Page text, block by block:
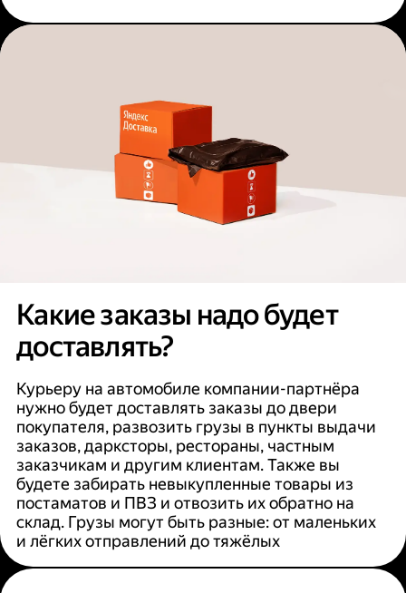
Какие заказы надо будет
доставлять?
Курьеру на автомобиле компании-партнёра
нужно будет доставлять заказы до двери
покупателя, развозить грузы в пункты выдачи
заказов, дарксторы, рестораны, частным
заказчикам и другим клиентам. Также вы
будете забирать невыкупленные товары из
постаматов и ПВЗ и отвозить их обратно на
склад. Грузы могут быть разные: от маленьких
и лёгких отправлений до тяжёлых